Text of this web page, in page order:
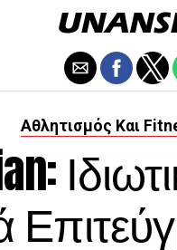
Αθλητισμός Και